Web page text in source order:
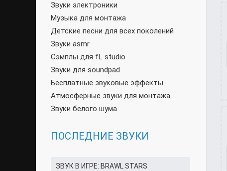
Звуки электроники
Музыка для монтажа
Детские песни для всех поколений
Звуки asmr
Сэмплы для fL studio
Звуки для soundpad
Бесплатные звуковые эффекты
Атмосферные звуки для монтажа
Звуки белого шума
ПОСЛЕДНИЕ ЗВУКИ
ЗВУК В ИГРЕ: BRAWL STARS